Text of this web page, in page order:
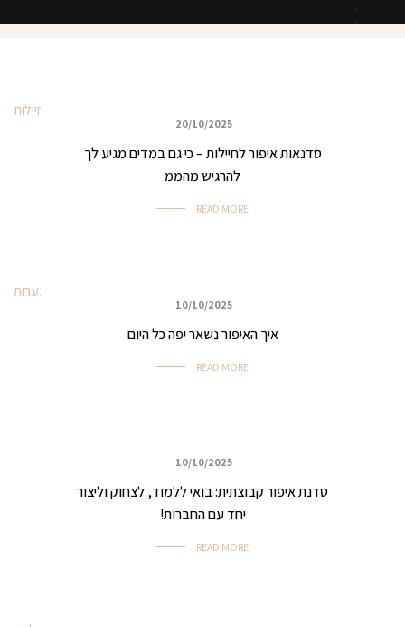
20/10/2025
סדנאות איפור לחיילות – כי גם במדים מגיע לך
להרגיש מהממ
READ MORE
10/10/2025
איך האיפור נשאר יפה כל היום
READ MORE
10/10/2025
סדנת איפור קבוצתית: בואי ללמוד, לצחוק וליצור
יחד עם החברות!
READ MORE